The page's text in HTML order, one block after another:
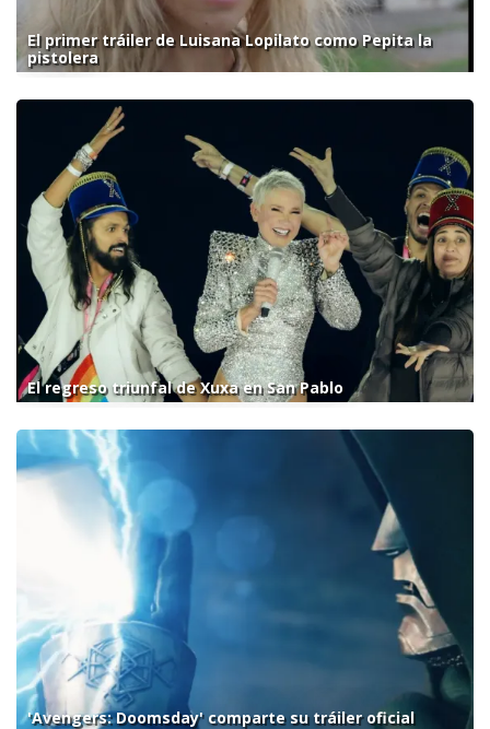
El primer tráiler de Luisana Lopilato como Pepita la
pistolera
El regreso triunfal de Xuxa en San Pablo
'Avengers: Doomsday' comparte su tráiler oficial